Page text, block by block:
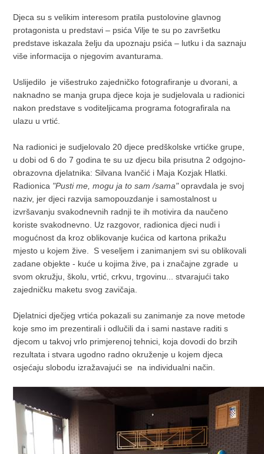
Djeca su s velikim interesom pratila pustolovine glavnog
protagonista u predstavi – psića Vilje te su po završetku
predstave iskazala želju da upoznaju psića – lutku i da saznaju
više informacija o njegovim avanturama.
Uslijedilo je višestruko zajedničko fotografiranje u dvorani, a
naknadno se manja grupa djece koja je sudjelovala u radionici
nakon predstave s voditeljicama programa fotografirala na
ulazu u vrtić.
Na radionici je sudjelovalo 20 djece predškolske vrtićke grupe,
u dobi od 6 do 7 godina te su uz djecu bila prisutna 2 odgojno-
obrazovna djelatnika: Silvana Ivančić i Maja Kozjak Hlatki.
Radionica "Pusti me, mogu ja to sam /sama"opravdala je svoj
naziv, jer djeci razvija samopouzdanje i samostalnost u
izvršavanju svakodnevnih radnji te ih motivira da naučeno
koriste svakodnevno. Uz razgovor, radionica djeci nudi i
mogućnost da kroz oblikovanje kućica od kartona prikažu
mjesto u kojem žive. S veseljem i zanimanjem svi su oblikovali
zadane objekte - kuće u kojima žive, pa i značajne zgrade u
svom okružju, školu, vrtić, crkvu, trgovinu... stvarajući tako
zajedničku maketu svog zavičaja.
Djelatnici dječjeg vrtića pokazali su zanimanje za nove metode
koje smo im prezentirali i odlučili da i sami nastave raditi s
djecom u takvoj vrlo primjerenoj tehnici, koja dovodi do brzih
rezultata i stvara ugodno radno okruženje u kojem djeca
osjećaju slobodu izražavajući se na individualni način.